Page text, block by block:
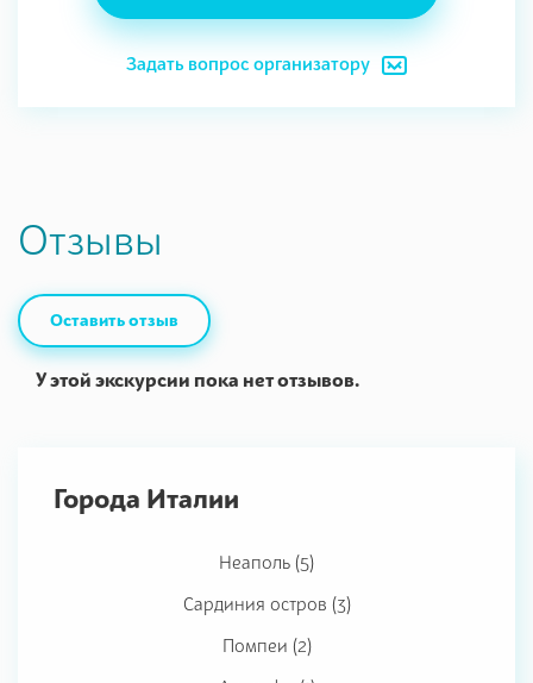
Задать вопрос организатору
Отзывы
Оставить отзыв
У этой экскурсии пока нет отзывов.
Города Италии
Неаполь (5)
Сардиния остров (3)
Помпеи (2)